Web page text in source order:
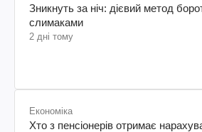
Зникнуть за ніч: дієвий метод
слимаками
2 дні тому
Економіка
Хто з пенсіонерів отримає